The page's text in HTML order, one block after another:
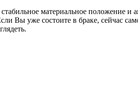
материальное положение и
Вы уже состоите в браке, сейчас